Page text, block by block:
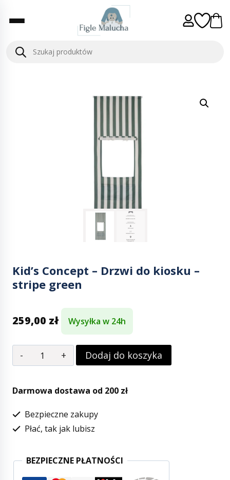
Kid’s Concept – Drzwi do kiosku –
stripe green
259,00 zł Wysyłka w 24h
Dodaj do koszyka
Darmowa dostawa od 200 zł
Bezpieczne zakupy
Płać, tak jak lubisz
BEZPIECZNE PŁATNOŚCI